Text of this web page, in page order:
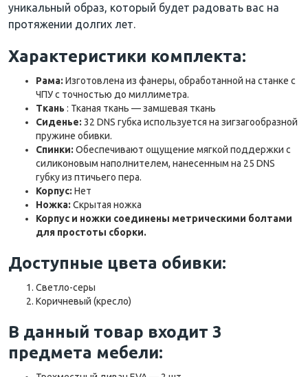
уникальный образ, который будет радовать вас на
протяжении долгих лет.
Характеристики комплекта:
Рама: Изготовлена ​​из фанеры, обработанной на станке с
ЧПУ с точностью до миллиметра.
Ткань : Тканая ткань — замшевая ткань
Сиденье: 32 DNS губка используется на зигзагообразной
пружине обивки.
Спинки: Обеспечивают ощущение мягкой поддержки с
силиконовым наполнителем, нанесенным на 25 DNS
губку из птичьего пера.
Корпус: Нет
Ножка: Скрытая ножка
Корпус и ножки соединены метрическими болтами
для простоты сборки.
Доступные цвета обивки:
Светло-серы
Коричневый (кресло)
В данный товар входит 3
предмета мебели: